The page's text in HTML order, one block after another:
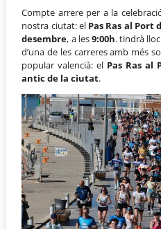
Compte arrere per a la
nostra ciutat: elPas Ras al Port
desembre, a les9:00h. tindrà
d’una de les carreres amb més
popular valencià: el Pas Ras al
antic de la ciutat.